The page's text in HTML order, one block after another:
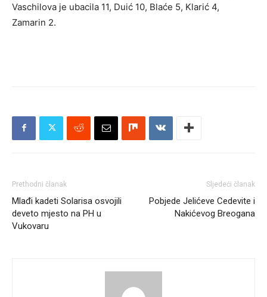
Vaschilova je ubacila 11, Duić 10, Blaće 5, Klarić 4,
Zamarin 2.
Prethodni članak
Mlađi kadeti Solarisa osvojili
deveto mjesto na PH u
Vukovaru
Sljedeći članak
Pobjede Jelićeve Cedevite i
Nakićevog Breogana